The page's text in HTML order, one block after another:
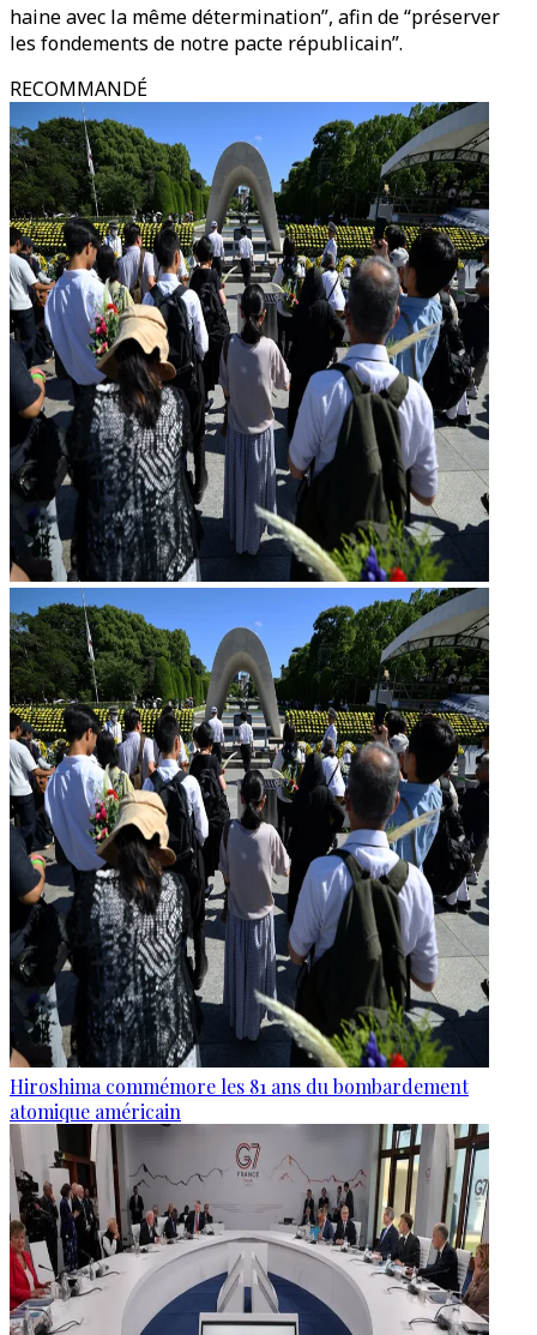
haine avec la même détermination”, afin de “préserver
les fondements de notre pacte républicain”.
RECOMMANDÉ
Hiroshima commémore les 81 ans du bombardement
atomique américain